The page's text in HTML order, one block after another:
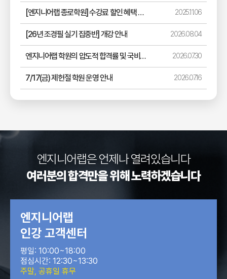
[엔지니어랩 종로학원] 수강료 할인 혜택 안내 2025.11.06
[26년 조경필 실기 집중반] 개강 안내 2026.08.04
엔지니어랩 학원의 압도적 합격률 및 국비지원 과정 안내 2026.07.30
7/17(금) 제헌절 학원 운영 안내 2026.07.16
엔지니어랩은언제나 열려있습니다
여러분의 합격만을위해 노력하겠습니다
엔지니어랩
인강 고객센터
평일: 10:00~18:00
점심시간: 12:30~13:30
주말, 공휴일 휴무